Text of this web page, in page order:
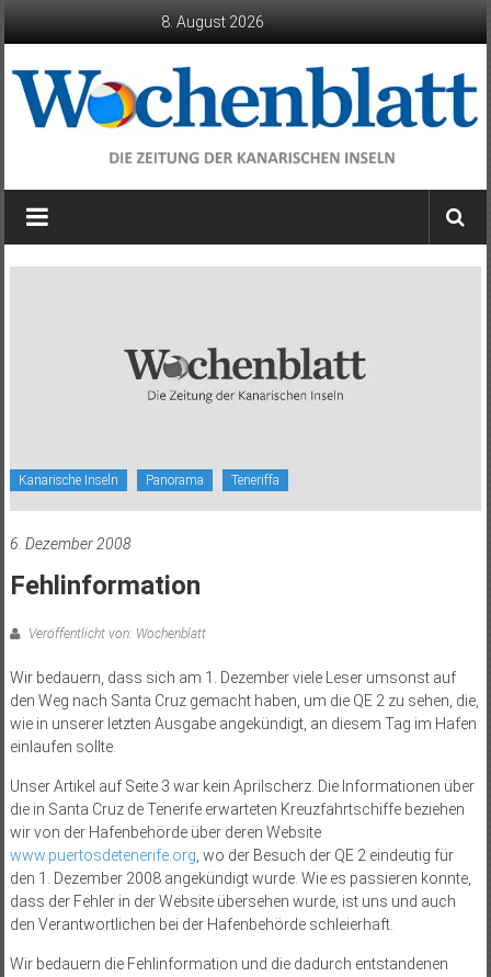
8. August 2026
Wochenblatt
die
Kanarische Inseln Panorama Teneriffa
6. Dezember 2008
Fehlinformation
Veröffentlicht von: Wochenblatt
Wir bedauern, dass sich am 1. Dezember viele Leser umsonst auf
den Weg nach Santa Cruz gemacht haben, um die QE 2 zu sehen, die,
wie in unserer letzten Ausgabe angekündigt, an diesem Tag im Hafen
einlaufen sollte.
Unser Artikel auf Seite 3 war kein Aprilscherz. Die Informationen über
die in Santa Cruz de Tenerife erwarteten Kreuzfahrtschiffe beziehen
wir von der Hafenbehörde über deren Website
www.puertosdetenerife.org, wo der Besuch der QE 2 eindeutig für
den 1. Dezember 2008 angekündigt wurde. Wie es passieren konnte,
dass der Fehler in der Website übersehen wurde, ist uns und auch
den Verantwortlichen bei der Hafenbehörde schleierhaft.
Wir bedauern die Fehlinformation und die dadurch entstandenen